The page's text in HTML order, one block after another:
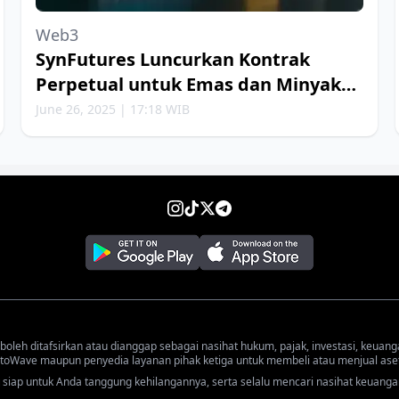
Web3
SynFutures Luncurkan Kontrak
Perpetual untuk Emas dan Minyak
Bumi
June 26, 2025 | 17:18 WIB
ditafsirkan atau dianggap sebagai nasihat hukum, pajak, investasi,
maupun penyedia layanan pihak ketiga untuk membeli atau menjual
untuk Anda tanggung kehilangannya, serta selalu mencari nasihat